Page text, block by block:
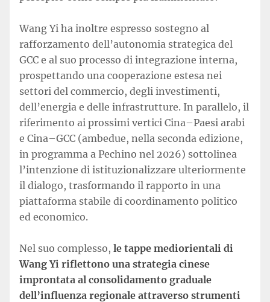
Wang Yi ha inoltre espresso sostegno al
rafforzamento dell’autonomia strategica del
GCC e al suo processo di integrazione interna,
prospettando una cooperazione estesa nei
settori del commercio, degli investimenti,
dell’energia e delle infrastrutture. In parallelo, il
riferimento ai prossimi vertici Cina–Paesi arabi
e Cina–GCC (ambedue, nella seconda edizione,
in programma a Pechino nel 2026) sottolinea
l’intenzione di istituzionalizzare ulteriormente
il dialogo, trasformando il rapporto in una
piattaforma stabile di coordinamento politico
ed economico.
Nel suo complesso, le tappe mediorientali di
Wang Yi riflettono una strategia cinese
improntata al consolidamento graduale
dell’influenza regionale attraverso strumenti